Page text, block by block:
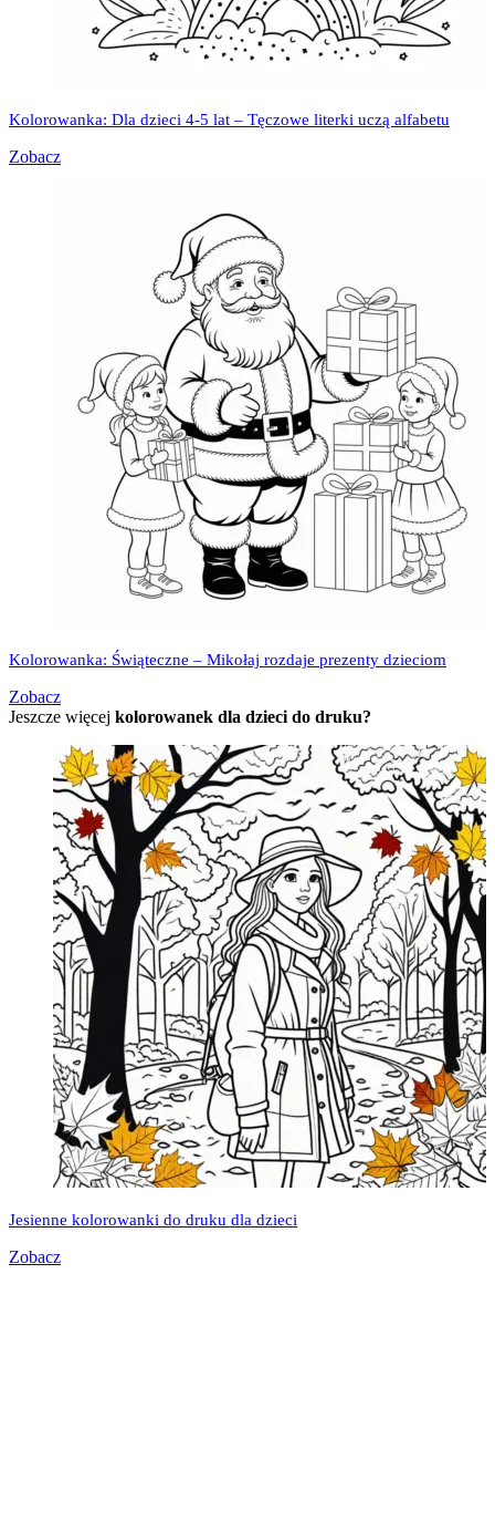
Kolorowanka: Dla dzieci 4-5 lat – Tęczowe literki uczą alfabetu
Zobacz
Kolorowanka: Świąteczne – Mikołaj rozdaje prezenty dzieciom
Zobacz
Jeszcze więcej kolorowanek dla dzieci do druku?
Jesienne kolorowanki do druku dla dzieci
Zobacz